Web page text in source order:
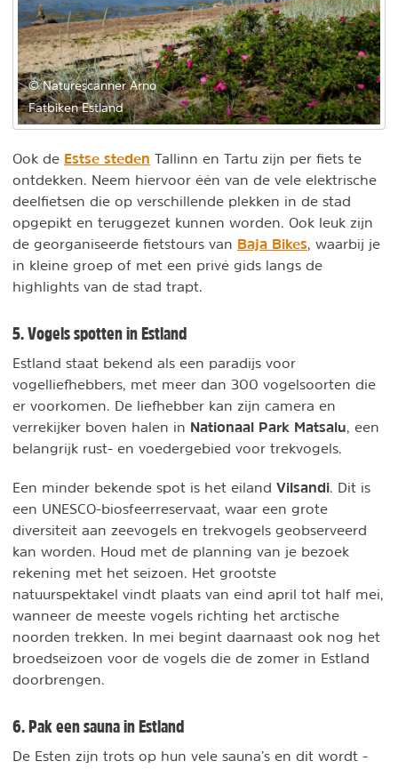
© Naturescanner Arno
Fatbiken Estland
Ook de Estse steden Tallinn en Tartu zijn per fiets te
ontdekken. Neem hiervoor één van de vele elektrische
deelfietsen die op verschillende plekken in de stad
opgepikt en teruggezet kunnen worden. Ook leuk zijn
de georganiseerde fietstours van Baja Bikes , waarbij je
in kleine groep of met een privé gids langs de
highlights van de stad trapt.
5. Vogels spotten in Estland
Estland staat bekend als een paradijs voor
vogelliefhebbers, met meer dan 300 vogelsoorten die
er voorkomen. De liefhebber kan zijn camera en
verrekijker boven halen in Nationaal Park Matsalu , een
belangrijk rust- en voedergebied voor trekvogels.
Een minder bekende spot is het eiland Vilsandi . Dit is
een UNESCO-biosfeerreservaat, waar een grote
diversiteit aan zeevogels en trekvogels geobserveerd
kan worden. Houd met de planning van je bezoek
rekening met het seizoen. Het grootste
natuurspektakel vindt plaats van eind april tot half mei,
wanneer de meeste vogels richting het arctische
noorden trekken. In mei begint daarnaast ook nog het
broedseizoen voor de vogels die de zomer in Estland
doorbrengen.
6. Pak een sauna in Estland
De Esten zijn trots op hun vele sauna’s en dit wordt -